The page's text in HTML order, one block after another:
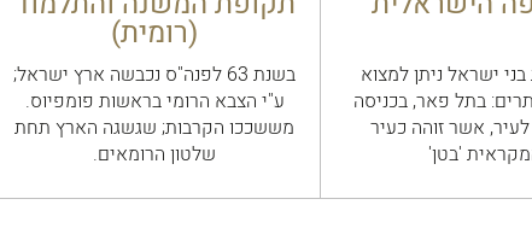
ישראל ניתן למצוא
בתל פאר, בכניסה
אשר זוהה כעיר
'בטן'
(רומית)
בשנת 63 לפנה"ס נכבשה ארץ ישראל;
ע"י הצבא הרומי בראשות פומפיוס.
מששככו הקרבות; שגשגה הארץ תחת
שלטון הרומאים.